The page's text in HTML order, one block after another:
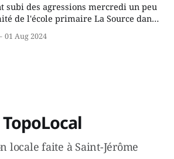
subi des agressions mercredi un peu
de l'école primaire La Source dans
de Saint-Jérôme. L'une de deux
sous un véhicule et aspergée
01 Aug 2024
TopoLocal
locale faite à Saint-Jérôme